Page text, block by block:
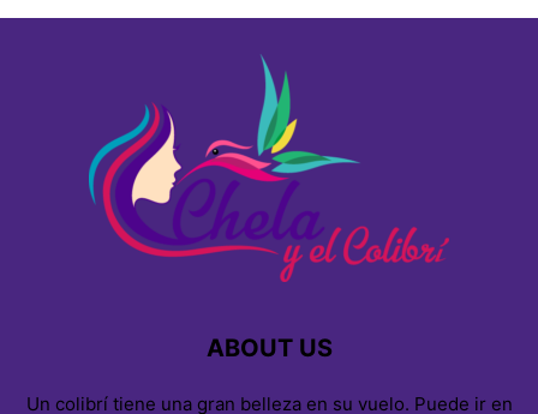
ABOUT US
Un colibrí tiene una gran belleza en su vuelo. Puede ir en